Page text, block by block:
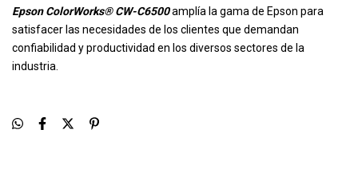
Epson ColorWorks® CW-C6500amplía la gama de Epson para
satisfacer las necesidades de los clientes que demandan
confiabilidad y productividad en los diversos sectores de la
industria.